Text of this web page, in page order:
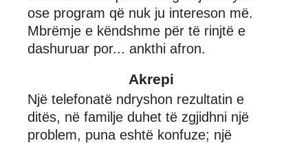
ose program që nuk ju intereson më.
Mbrëmje e këndshme për të rinjtë e
dashuruar por... ankthi afron.
Akrepi
Një telefonatë ndryshon rezultatin e
ditës, në familje duhet të zgjidhni një
problem, puna eshtë konfuze; një